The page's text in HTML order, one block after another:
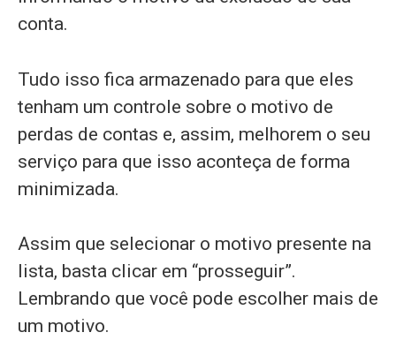
conta.
Tudo isso fica armazenado para que eles
tenham um controle sobre o motivo de
perdas de contas e, assim, melhorem o seu
serviço para que isso aconteça de forma
minimizada.
Assim que selecionar o motivo presente na
lista, basta clicar em “prosseguir”.
Lembrando que você pode escolher mais de
um motivo.